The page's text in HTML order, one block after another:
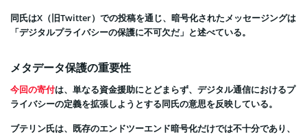
同氏はX（旧Twitter）での投稿を通じ、暗号化されたメッセージングは
「デジタルプライバシーの保護に不可欠だ」と述べている。
メタデータ保護の重要性
今回の寄付は、単なる資金援助にとどまらず、デジタル通信におけるプ
ライバシーの定義を拡張しようとする同氏の意思を反映している。
ブテリン氏は、既存のエンドツーエンド暗号化だけでは不十分であり、